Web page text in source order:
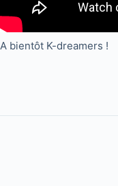
A bientôt K-dreamers !